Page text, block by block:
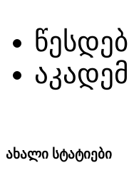
ახალი სტატიები